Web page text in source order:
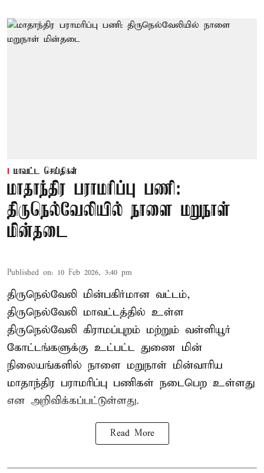
மாவட்ட செய்திகள்
மாதாந்திர பராமரிப்பு பணி:
திருநெல்வேலியில் நாளை மறுநாள்
மின்தடை
Published on: 10 Feb 2026, 3:40 pm
திருநெல்வேலி மின்பகிர்மான வட்டம்,
திருநெல்வேலி மாவட்டத்தில் உள்ள
திருநெல்வேலி கிராமப்புறம் மற்றும் வள்ளியூர்
கோட்டங்களுக்கு உட்பட்ட துணை மின்
நிலையங்களில் நாளை மறுநாள் மின்வாரிய
மாதாந்திர பராமரிப்பு பணிகள் நடைபெற உள்ளது
என அறிவிக்கப்பட்டுள்ளது.
Read More